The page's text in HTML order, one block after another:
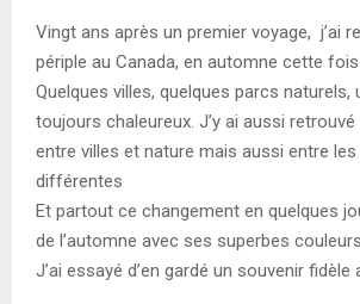
Vingt ans après un premier voyage, j’ai
périple au Canada, en automne cette
Quelques villes, quelques parcs naturels,
toujours chaleureux. J’y ai aussi
entre villes et nature mais aussi entre les
différentes
Et partout ce changement en quelques
de l’automne avec ses superbes couleurs
J’ai essayé d’en gardé un souvenir